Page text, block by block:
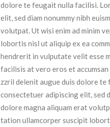
dolore te feugait nulla facilisi.
elit, sed diam nonummy nibh
volutpat. Ut wisi enim ad minim
lobortis nisl ut aliquip ex ea
hendrerit in vulputate velit esse
facilisis at vero eros et
zzril delenit augue duis dolore
consectetuer adipiscing elit, sed
dolore magna aliquam erat
tation ullamcorper suscipit